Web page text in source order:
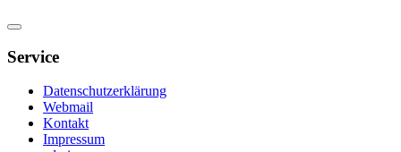
Service
Datenschutzerklärung
Webmail
Kontakt
Impressum